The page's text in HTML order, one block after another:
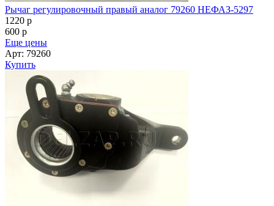
Рычаг регулировочный правый аналог 79260 НЕФАЗ-5297
1220 p
600 p
Еще цены
Арт: 79260
Купить